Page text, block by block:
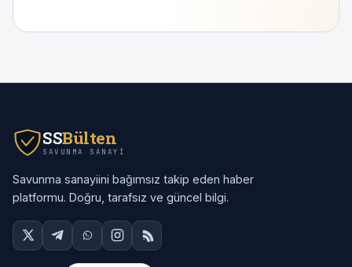
SSBülten
SAVUNMA SANAYI
Savunma sanayiini bağımsız takip eden haber
platformu. Doğru, tarafsız ve güncel bilgi.